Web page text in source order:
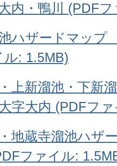
内・鴨川 (PDF
ハザードマッ
: 1.5MB)
上新溜池・下新
字大内 (PDFファ
地蔵寺溜池ハザ
ファイル: